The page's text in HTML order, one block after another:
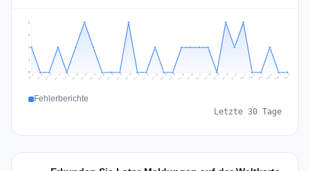
1
1
2
2
Jul 8 Jul 9 Jul 10 Jul 11 Jul 12 Jul 13 Jul 14 Jul 15 Jul 16 Jul 17 Jul 18 Jul 19 Jul 20 Jul 21 Jul 22 Jul 23 Jul 24 Jul 25 Jul 26 Jul 27 Jul 28 Jul 29 Jul 30 Jul 31 Aug 1 Aug 2 Aug 3 Aug 4 Aug 5 Aug 6
Fehlerberichte
Letzte 30 Tage